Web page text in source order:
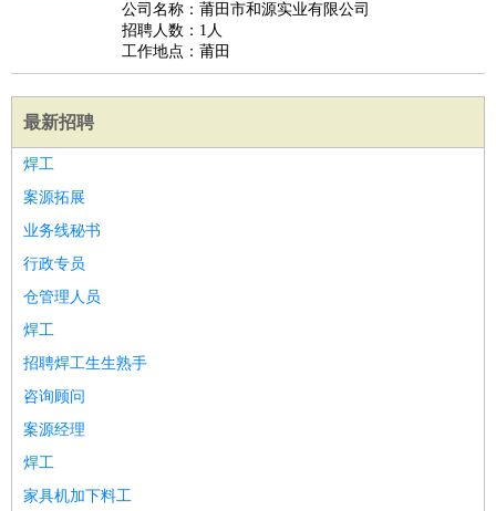
公司名称：莆田市和源实业有限公司
招聘人数：1人
工作地点：莆田
最新招聘
焊工
案源拓展
业务线秘书
行政专员
仓管理人员
焊工
招聘焊工生生熟手
咨询顾问
案源经理
焊工
家具机加下料工